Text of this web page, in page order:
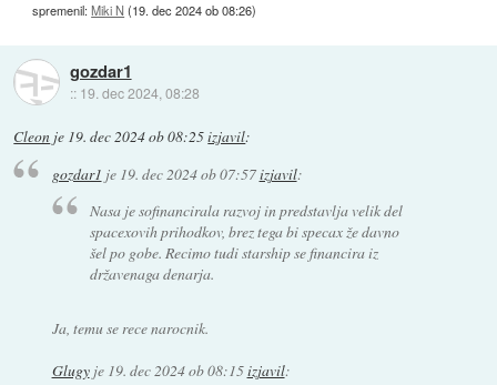
spremenil:Miki N(19. dec 2024 ob 08:26)
gozdar1
:: 19. dec 2024, 08:28
Cleon je 19. dec 2024 ob 08:25izjavil:
gozdar1 je 19. dec 2024 ob 07:57izjavil:
Nasa je sofinancirala razvoj in predstavlja velik del
spacexovih prihodkov, brez tega bi specax že davno
šel po gobe. Recimo tudi starship se financira iz
državenaga denarja.
Ja, temu se rece narocnik.
Glugyje 19. dec 2024 ob 08:15izjavil: